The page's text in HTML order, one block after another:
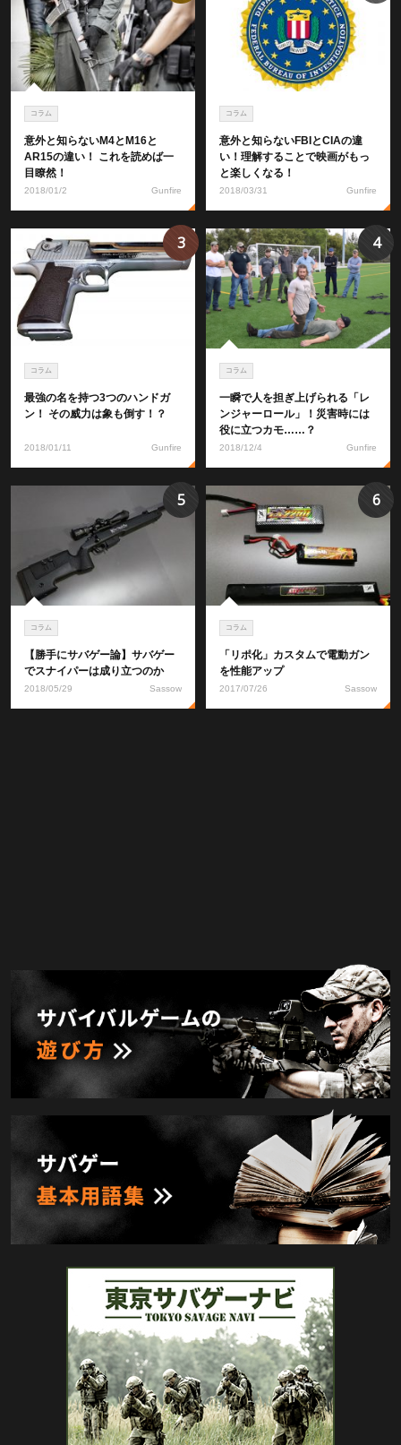
コラム
意外と知らないM4とM16と
AR15の違い！ これを読めば一
目瞭然！
2018/01/2 Gunfire
コラム
意外と知らないFBIとCIAの違
い！理解することで映画がもっ
と楽しくなる！
2018/03/31 Gunfire
コラム
最強の名を持つ3つのハンドガ
ン！ その威力は象も倒す！？
2018/01/11 Gunfire
3
コラム
一瞬で人を担ぎ上げられる「レ
ンジャーロール」！災害時には
役に立つカモ……？
2018/12/4 Gunfire
4
コラム
【勝手にサバゲー論】サバゲー
でスナイパーは成り立つのか
2018/05/29 Sassow
5
コラム
「リポ化」カスタムで電動ガン
を性能アップ
2017/07/26 Sassow
6